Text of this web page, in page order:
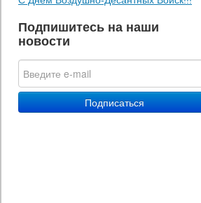
Подпишитесь на наши
новости